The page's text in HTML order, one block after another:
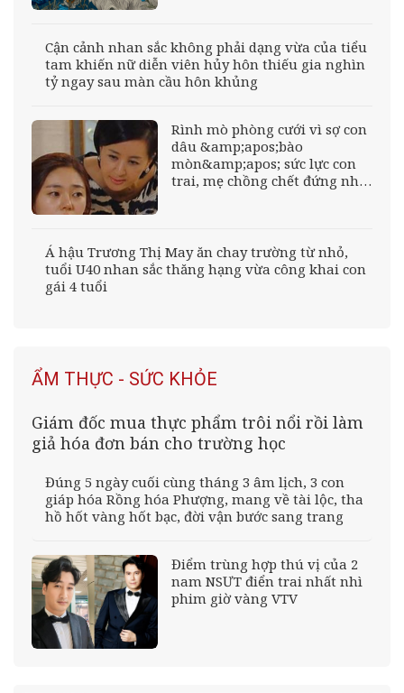
Cận cảnh nhan sắc không phải dạng vừa của tiểu
tam khiến nữ diễn viên hủy hôn thiếu gia nghìn
tỷ ngay sau màn cầu hôn khủng
Rình mò phòng cưới vì sợ con
dâu &amp;apos;bào
mòn&amp;apos; sức lực con
trai, mẹ chồng chết đứng nhìn
Á hậu Trương Thị May ăn chay trường từ nhỏ,
tuổi U40 nhan sắc thăng hạng vừa công khai con
gái 4 tuổi
ẨM THỰC - SỨC KHỎE
Giám đốc mua thực phẩm trôi nổi rồi làm
giả hóa đơn bán cho trường học
Đúng 5 ngày cuối cùng tháng 3 âm lịch, 3 con
giáp hóa Rồng hóa Phượng, mang về tài lộc, tha
hồ hốt vàng hốt bạc, đời vận bước sang trang
Điểm trùng hợp thú vị của 2
nam NSƯT điển trai nhất nhì
phim giờ vàng VTV